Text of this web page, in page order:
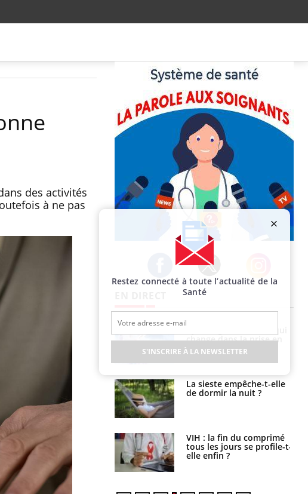
des activités
à ne pas
Facebook Twitter Instagram
t-il dans le sud de la
France ?
Les médicaments GLP-1
protègent-ils aussi les os
change dans la prise en
charge des femmes
enceintes
La sieste empêche-t-elle
de dormir la nuit ?
VIH : la fin du comprimé
tous les jours se profile-t-
elle enfin ?
Restez connecté à toute l’actualité de la
Santé
S'INSCRIRE À LA NEWSLETTER